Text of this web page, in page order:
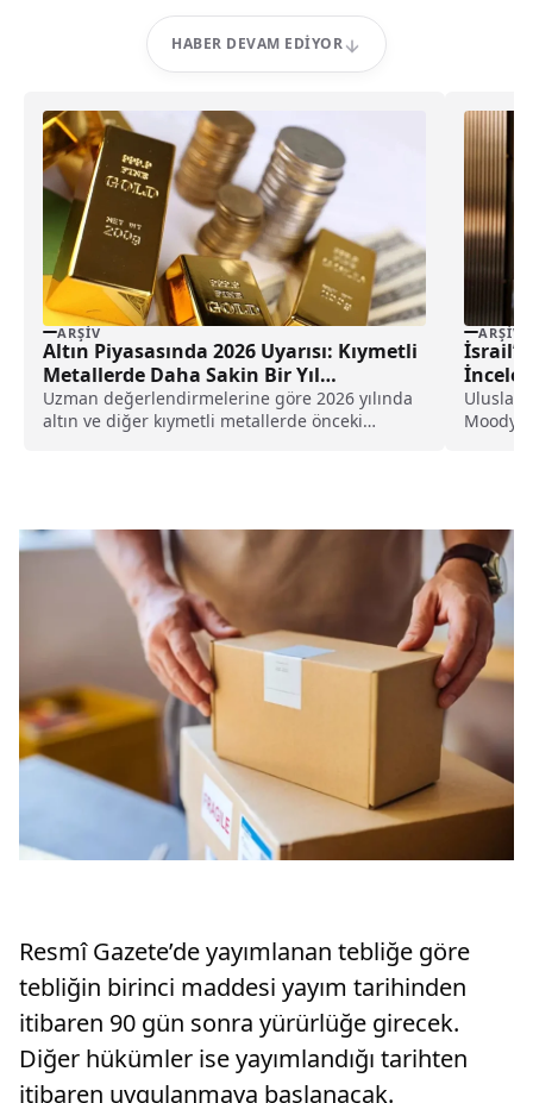
HABER DEVAM EDIYOR
ARŞIV
Altın Piyasasında 2026 Uyarısı: Kıymetli
Metallerde Daha Sakin Bir Yıl
Bekleniyor
Uzman değerlendirmelerine göre 2026 yılında
altın ve diğer kıymetli metallerde önceki
ARŞIV
Resmî Gazete’de yayımlanan tebliğe göre
tebliğin birinci maddesi yayım tarihinden
itibaren 90 gün sonra yürürlüğe girecek.
Diğer hükümler ise yayımlandığı tarihten
itibaren uygulanmaya başlanacak.